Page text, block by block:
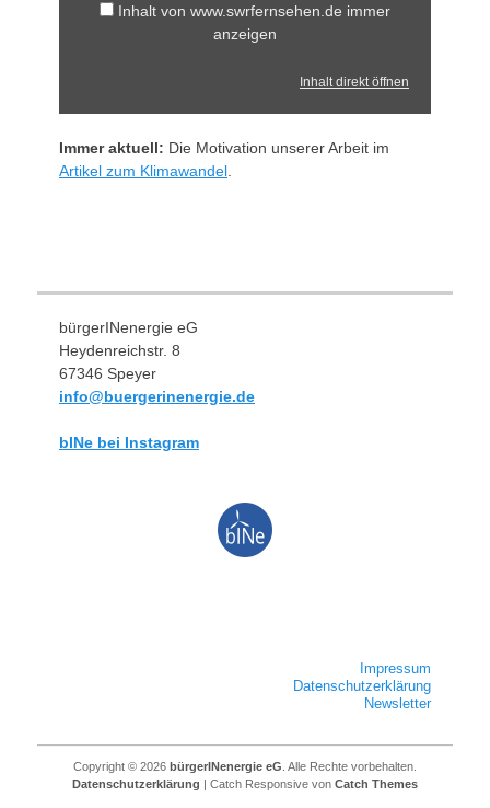
Inhalt von www.swrfernsehen.de immer
anzeigen
Inhalt direkt öffnen
Immer aktuell: Die Motivation unserer Arbeit im
Artikel zum Klimawandel
bürgerINenergie eG
Heydenreichstr. 8
67346 Speyer
info@buergerinenergie.de
bINe bei Instagram
Impressum
Datenschutzerklärung
Newsletter
Copyright © 2026 bürgerINenergie eG . Alle Rechte vorbehalten.
Datenschutzerklärung | Catch Responsive von Catch Themes